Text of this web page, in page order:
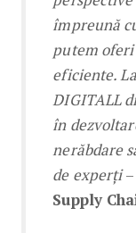
împreună
putem
eficiente.
DIGITALL
în
nerăbdare
de experți–
Supply